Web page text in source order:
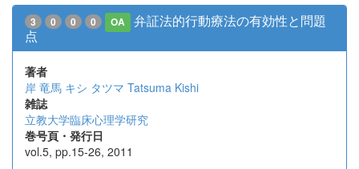
3 0 0 0 OA
弁証法的行動療法の有効性と問題
点
著者
岸 竜馬 キシ タツマ Tatsuma Kishi
雑誌
立教大学臨床心理学研究
巻号頁・発行日
vol.5, pp.15-26, 2011